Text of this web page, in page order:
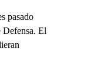
pasado
Defensa. El